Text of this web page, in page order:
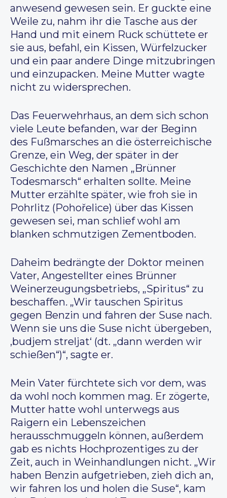
anwesend gewesen sein. Er guckte eine
Weile zu, nahm ihr die Tasche aus der
Hand und mit einem Ruck schüttete er
sie aus, befahl, ein Kissen, Würfelzucker
und ein paar andere Dinge mitzubringen
und einzupacken. Meine Mutter wagte
nicht zu widersprechen.
Das Feuerwehrhaus, an dem sich schon
viele Leute befanden, war der Beginn
des Fußmarsches an die österreichische
Grenze, ein Weg, der später in der
Geschichte den Namen „Brünner
Todesmarsch“ erhalten sollte. Meine
Mutter erzählte später, wie froh sie in
Pohrlitz (Pohořelice) über das Kissen
gewesen sei, man schlief wohl am
blanken schmutzigen Zementboden.
Daheim bedrängte der Doktor meinen
Vater, Angestellter eines Brünner
Weinerzeugungsbetriebs, „Spiritus“ zu
beschaffen. „Wir tauschen Spiritus
gegen Benzin und fahren der Suse nach.
Wenn sie uns die Suse nicht übergeben,
‚budjem streljat‘ (dt. „dann werden wir
schießen“)“, sagte er.
Mein Vater fürchtete sich vor dem, was
da wohl noch kommen mag. Er zögerte,
Mutter hatte wohl unterwegs aus
Raigern ein Lebenszeichen
herausschmuggeln können, außerdem
gab es nichts Hochprozentiges zu der
Zeit, auch in Weinhandlungen nicht. „Wir
haben Benzin aufgetrieben, zieh dich an,
wir fahren los und holen die Suse“, kam